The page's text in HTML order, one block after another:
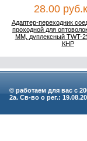
28.00
Адаптер-переходник
проходной для
MM, дуплексный TWT-
КНР
© работаем для вас с
2а. Св-во о рег.: